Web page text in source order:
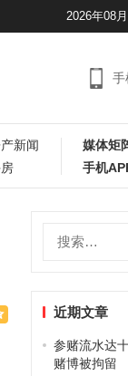
2026年08
手
新闻
媒体矩
手机
近期文章
参赌流水达
赌博被拘留